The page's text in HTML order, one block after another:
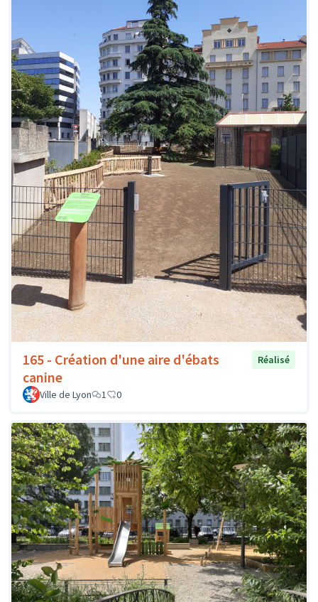
165 - Création d'une aire d'ébats
canine
Réalisé
Ville de Lyon 1 0